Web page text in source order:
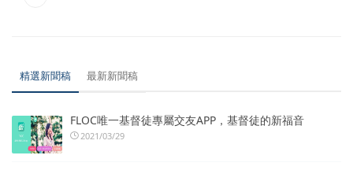
精選新聞稿 最新新聞稿
FLOC唯一基督徒專屬交友APP，基督徒的新福音
2021/03/29